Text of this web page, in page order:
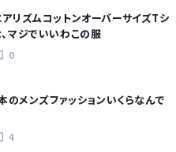
リズムコットンオーバーサイズTシ
マジでいいわこの服
0
のメンズファッションいくらなんで
4